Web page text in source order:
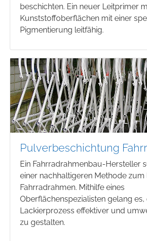
beschichten. Ein neuer Leitprimer
Kunststoffoberflächen mit einer
Pigmentierung leitfähig.
Pulverbeschichtung
Ein Fahrradrahmenbau-Hersteller
einer nachhaltigeren Methode zum
Fahrradrahmen. Mithilfe eines
Oberflächenspezialisten gelang es,
Lackierprozess effektiver und
zu gestalten.